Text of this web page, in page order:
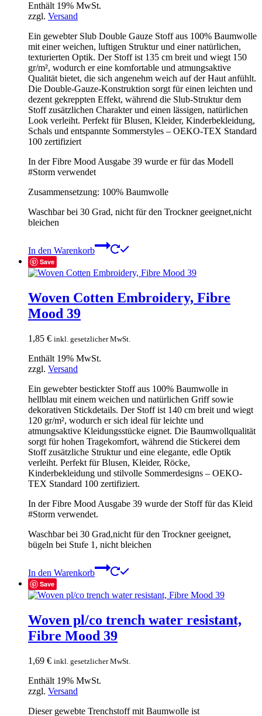
Enthält 19% MwSt.
zzgl. Versand
Ein gewebter Slub Double Gauze Stoff aus 100% Baumwolle
mit einer weichen, luftigen Struktur und einer natürlichen,
texturierten Optik. Der Stoff ist 135 cm breit und wiegt 150
gr/m², wodurch er eine komfortable und atmungsaktive
Qualität bietet, die sich angenehm weich auf der Haut anfühlt.
Die Double-Gauze-Konstruktion sorgt für einen leichten und
dezent gekreppten Effekt, während die Slub-Struktur dem
Stoff zusätzlichen Charakter und einen lässigen, natürlichen
Look verleiht. Perfekt für Blusen, Kleider, Kinderbekleidung,
Schals und entspannte Sommerstyles – OEKO-TEX Standard
100 zertifiziert
In der Fibre Mood Ausgabe 39 wurde er für das Modell
#Storm verwendet
Zusammensetzung: 100% Baumwolle
Waschbar bei 30 Grad, nicht für den Trockner geeignet,nicht
bleichen
In den Warenkorb
Save
Woven Cotten Embroidery, Fibre
Mood 39
1,85 € inkl. gesetzlicher MwSt.
Enthält 19% MwSt.
zzgl. Versand
Ein gewebter bestickter Stoff aus 100% Baumwolle in
hellblau mit einem weichen und natürlichen Griff sowie
dekorativen Stickdetails. Der Stoff ist 140 cm breit und wiegt
120 gr/m², wodurch er sich ideal für leichte und
atmungsaktive Kleidungsstücke eignet. Die Baumwollqualität
sorgt für hohen Tragekomfort, während die Stickerei dem
Stoff zusätzliche Struktur und eine elegante, edle Optik
verleiht. Perfekt für Blusen, Kleider, Röcke,
Kinderbekleidung und stilvolle Sommerdesigns – OEKO-
TEX Standard 100 zertifiziert.
In der Fibre Mood Ausgabe 39 wurde der Stoff für das Kleid
#Storm verwendet.
Waschbar bei 30 Grad,nicht für den Trockner geeignet,
bügeln bei Stufe 1, nicht bleichen
In den Warenkorb
Save
Woven pl/co trench water resistant,
Fibre Mood 39
1,69 € inkl. gesetzlicher MwSt.
Enthält 19% MwSt.
zzgl. Versand
Dieser gewebte Trenchstoff mit Baumwolle ist